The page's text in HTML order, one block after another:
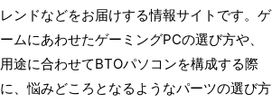
レンドなどをお届けする情報サイトです。ゲ
ームにあわせたゲーミングPCの選び方や、
用途に合わせてBTOパソコンを構成する際
に、悩みどころとなるようなパーツの選び方